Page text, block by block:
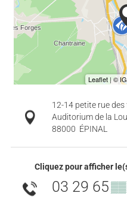
12-14 petite rue
Auditorium de la
88000 ÉPINAL
Cliquez pour afficher
03 29 65